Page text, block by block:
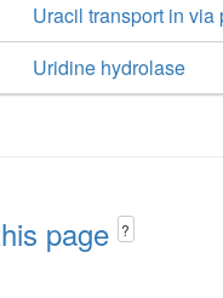
Uracil transport in via
Uridine hydrolase
page ?